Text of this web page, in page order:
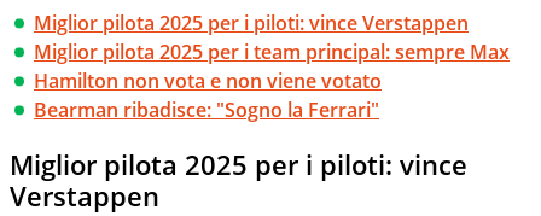
Miglior pilota 2025 per i piloti: vince Verstappen
Miglior pilota 2025 per i team principal: sempre Max
Hamilton non vota e non viene votato
Bearman ribadisce: "Sogno la Ferrari"
Miglior pilota 2025 per i piloti: vince
Verstappen